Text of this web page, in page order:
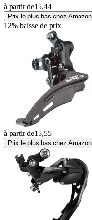
à partir de15,44
Prix le plus bas chez Amazon
12% baisse de prix
à partir de15,55
Prix le plus bas chez Amazon